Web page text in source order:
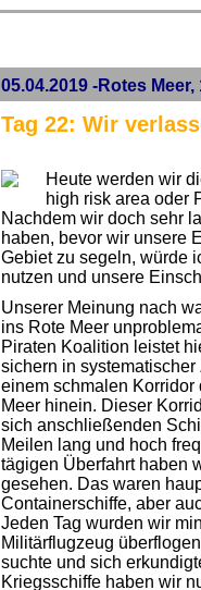
05.04.2019 -Rotes Meer,
Tag 22: Wir
Heute werden wir
high risk area oder
Nachdem wir doch sehr
haben, bevor wir unsere
Gebiet zu segeln, würde
nutzen und unsere
Unserer Meinung nach
ins Rote Meer
Piraten Koalition leistet
sichern in
einem schmalen Korridor
Meer hinein. Dieser
sich anschließenden
Meilen lang und hoch
tägigen Überfahrt haben
gesehen. Das waren
Containerschiffe, aber
Jeden Tag wurden wir
Militärflugzeug
suchte und sich
Kriegsschiffe haben wir